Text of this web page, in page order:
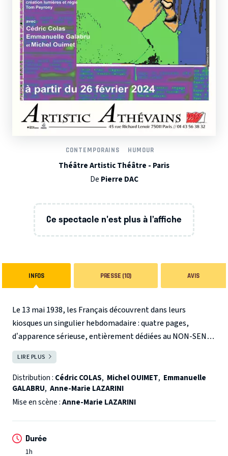
CONTEMPORAINS HUMOUR
Théâtre Artistic Théâtre - Paris
De Pierre DAC
Ce spectacle n'est plus à l’affiche
INFOS PRESSE (10) AVIS
Le 13 mai 1938, les Français découvrent dans leurs
kiosques un singulier hebdomadaire : quatre pages,
d’apparence sérieuse, entièrement dédiées au NON-SENS.
Avec ses chroniques, annonces et entretiens
complètement loufoques,
dans la légende et ses 100 000 premiers exemplaires
s’arrachent dans la journée. Pourquoi ce titre ? « Pourquoi
pas ? » répliqueraPierre Dac, son fondateur.
position sur le terrain civique, politique… toujours par
LIRE PLUS
Distribution : Cédric COLAS, Michel OUIMET, Emmanuelle
GALABRU, Anne-Marie LAZARINI
Mise en scène :Anne-Marie LAZARINI
Durée
1h